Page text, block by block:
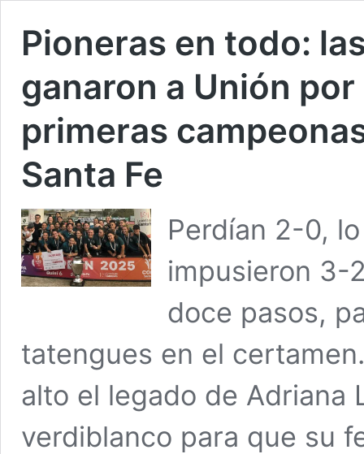
Pioneras en todo:
ganaron a Unión
primeras
Santa Fe
Perdían 2-0,
impusieron 3-
doce pasos,
tatengues en el
alto el legado de Adriana
verdiblanco para que su